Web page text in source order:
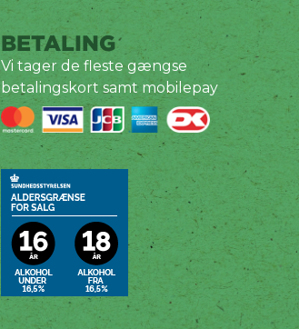
BETALING
Vi tager de fleste gængse
betalingskort samt mobilepay